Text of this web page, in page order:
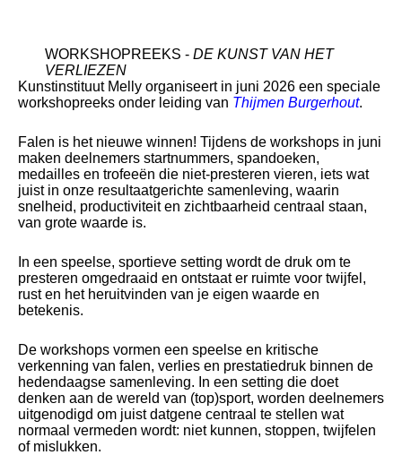
WORKSHOPREEKS - DE KUNST VAN HET
VERLIEZEN
Kunstinstituut Melly organiseert in juni 2026 een speciale
workshopreeks onder leiding van Thijmen Burgerhout.
Falen is het nieuwe winnen! Tijdens de workshops in juni
maken deelnemers startnummers, spandoeken,
medailles en trofeeën die niet-presteren vieren, iets wat
juist in onze resultaatgerichte samenleving, waarin
snelheid, productiviteit en zichtbaarheid centraal staan,
van grote waarde is.
In een speelse, sportieve setting wordt de druk om te
presteren omgedraaid en ontstaat er ruimte voor twijfel,
rust en het heruitvinden van je eigen waarde en
betekenis.
De workshops vormen een speelse en kritische
verkenning van falen, verlies en prestatiedruk binnen de
hedendaagse samenleving. In een setting die doet
denken aan de wereld van (top)sport, worden deelnemers
uitgenodigd om juist datgene centraal te stellen wat
normaal vermeden wordt: niet kunnen, stoppen, twijfelen
of mislukken.